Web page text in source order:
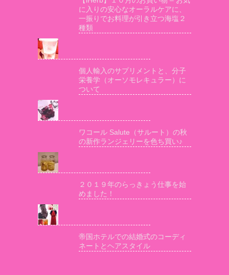
に入りの安心なオーラルケアに、
一振りでお料理が引き立つ海塩２
種類
個人輸入のサプリメントと、分子
栄養学（オーソモレキュラー）に
ついて
ワコール Salute（サルート）の秋
の新作ランジェリーを色ち買い♪
２０１９年のらっきょう仕事を始
めました！
帝国ホテルでの結婚式のコーディ
ネートとヘアスタイル